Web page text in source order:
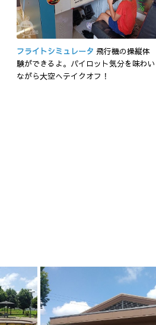
フライトシミュレータ 飛行機の操縦体
験ができるよ。パイロット気分を味わい
ながら大空へテイクオフ！